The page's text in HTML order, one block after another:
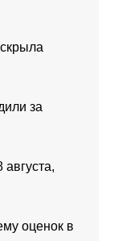
за
оценок в